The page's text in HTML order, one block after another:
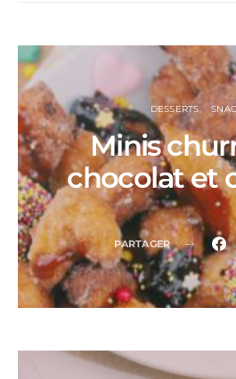
DESSERTS
Minis
chocolat et
PARTAGER